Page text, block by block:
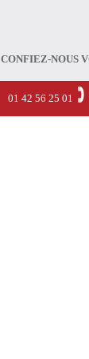
CONFIEZ-NOUS
01 42 56 25 01